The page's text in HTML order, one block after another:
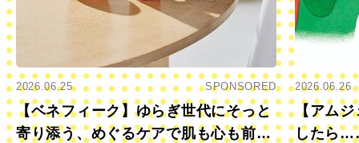
2026.06.25 SPONSORED
【ベネフィーク】ゆらぎ世代にそっと
寄り添う、めぐるケアで肌も心も前向
2026.06.26
【アムジ
したら